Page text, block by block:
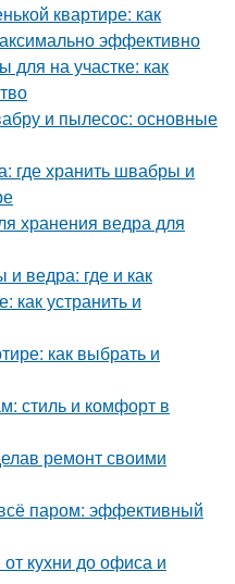
квартире: как
эффективно
для на участке: как
и пылесос: основные
где хранить швабры и
хранения ведра для
ведра: где и как
устранить и
как выбрать и
стиль и комфорт в
ремонт своими
паром: эффективный
кухни до офиса и